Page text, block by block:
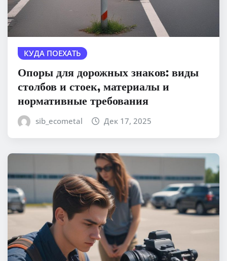
КУДА ПОЕХАТЬ
Опоры для дорожных знаков: виды
столбов и стоек, материалы и
нормативные требования
sib_ecometal Дек 17, 2025